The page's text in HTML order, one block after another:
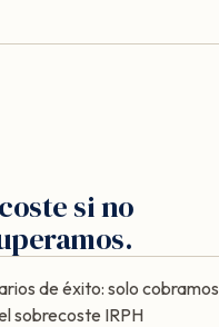
si no
de éxito: solo cobramos
sobrecoste IRPH